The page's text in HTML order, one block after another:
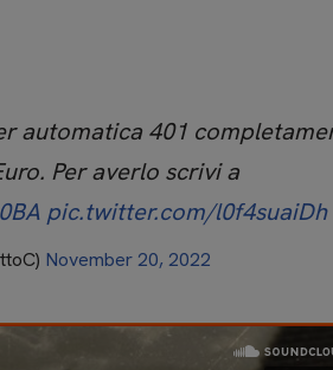
automatica 401
Per averlo scrivi a
pic.twitter.com/l0f4suaiDh
November 20, 2022